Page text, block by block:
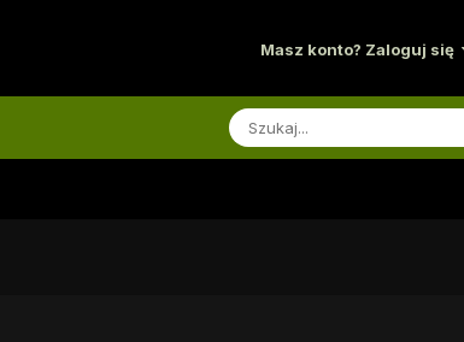
Masz konto? Zaloguj się